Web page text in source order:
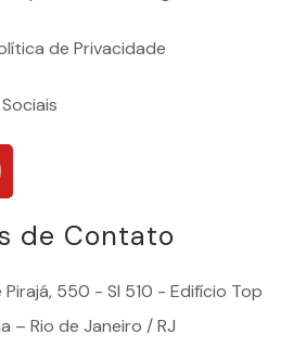
de Privacidade
de Contato
550 - Sl 510 - Edifício Top
– Rio de Janeiro / RJ